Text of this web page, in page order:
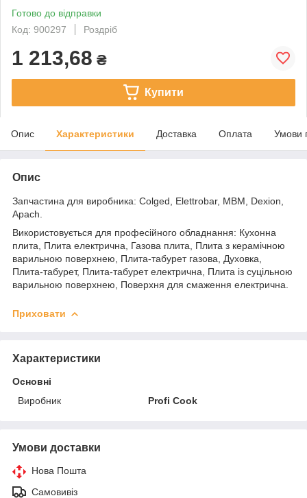
Готово до відправки
Код: 900297
Роздріб
1 213,68 ₴
Купити
Опис Характеристики Доставка Оплата Умови
Опис
Запчастина для виробника: Colged, Elettrobar, MBM, Dexion,
Apach.
Використовується для професійного обладнання: Кухонна
плита, Плита електрична, Газова плита, Плита з керамічною
варильною поверхнею, Плита-табурет газова, Духовка,
Плита-табурет, Плита-табурет електрична, Плита із суцільною
варильною поверхнею, Поверхня для смаження електрична.
Приховати
Характеристики
Основні
Виробник
Profi Cook
Умови доставки
Нова Пошта
Самовивіз